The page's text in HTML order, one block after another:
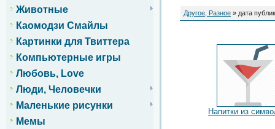
Животные
Каомодзи Смайлы
Картинки для Твиттера
Компьютерные игры
Любовь, Love
Люди, Человечки
Маленькие рисунки
Мемы
Другое, Разное » дата
Напитки из